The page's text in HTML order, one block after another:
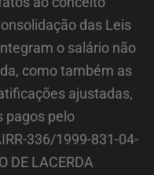
das Leis
o salário não
como também as
ajustadas,
pagos pelo
336/1999-831-04-
DE LACERDA